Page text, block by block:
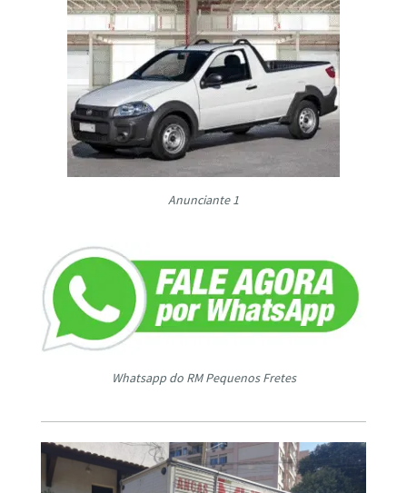
Anunciante 1
Whatsapp do RM Pequenos Fretes